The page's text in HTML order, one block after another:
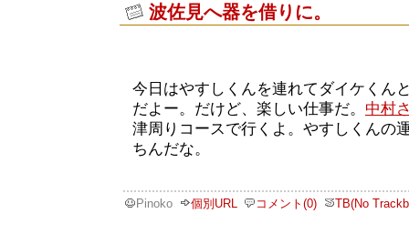
波佐見へ器を借りに。
今日はやすしくんを連れてダイケくん
だよー。だけど、楽しい仕事だ。 中村
津周りコースで行くよ。やすしくんの
ちんだな。
Pinoko 個別URL コメント(0) TB(No